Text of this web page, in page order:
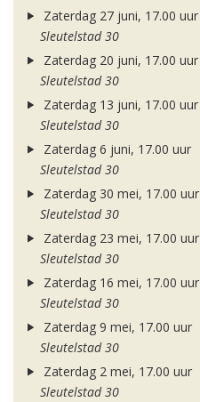
Zaterdag 27 juni, 17.00 uur
Sleutelstad 30
Zaterdag 20 juni, 17.00 uur
Sleutelstad 30
Zaterdag 13 juni, 17.00 uur
Sleutelstad 30
Zaterdag 6 juni, 17.00 uur
Sleutelstad 30
Zaterdag 30 mei, 17.00 uur
Sleutelstad 30
Zaterdag 23 mei, 17.00 uur
Sleutelstad 30
Zaterdag 16 mei, 17.00 uur
Sleutelstad 30
Zaterdag 9 mei, 17.00 uur
Sleutelstad 30
Zaterdag 2 mei, 17.00 uur
Sleutelstad 30